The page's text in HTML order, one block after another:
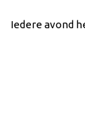
Iedere avond